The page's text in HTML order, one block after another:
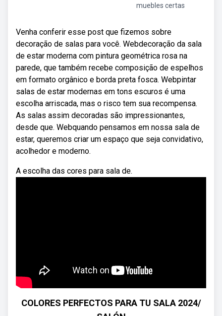
muebles certas
Venha conferir esse post que fizemos sobre
decoração de salas para você. Webdecoração da sala
de estar moderna com pintura geométrica rosa na
parede, que também recebe composição de espelhos
em formato orgânico e borda preta fosca. Webpintar
salas de estar modernas em tons escuros é uma
escolha arriscada, mas o risco tem sua recompensa.
As salas assim decoradas são impressionantes,
desde que. Webquando pensamos em nossa sala de
estar, queremos criar um espaço que seja convidativo,
acolhedor e moderno.
A escolha das cores para sala de.
COLORES PERFECTOS PARA TU SALA 2024/